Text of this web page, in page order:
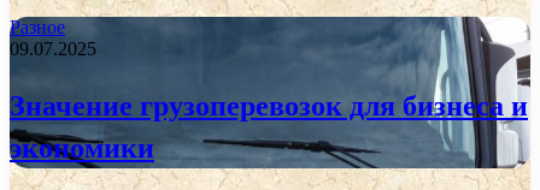
Разное
09.07.2025
Значение грузоперевозок для бизнеса и
экономики